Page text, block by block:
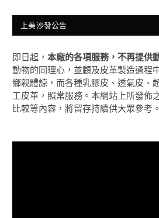
上美沙發公告
即日起， 本廠的各項服務，不再提供
動物的同理心，並顧及皮革製造過程
鄉親體諒，而各種乳膠皮、透氣皮、
工皮革，照常服務。本網站上所發佈
比較等內容，將留存持續供大眾參考